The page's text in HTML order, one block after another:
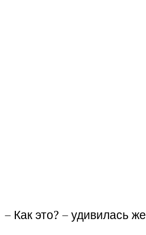
– Как это? – удивилась